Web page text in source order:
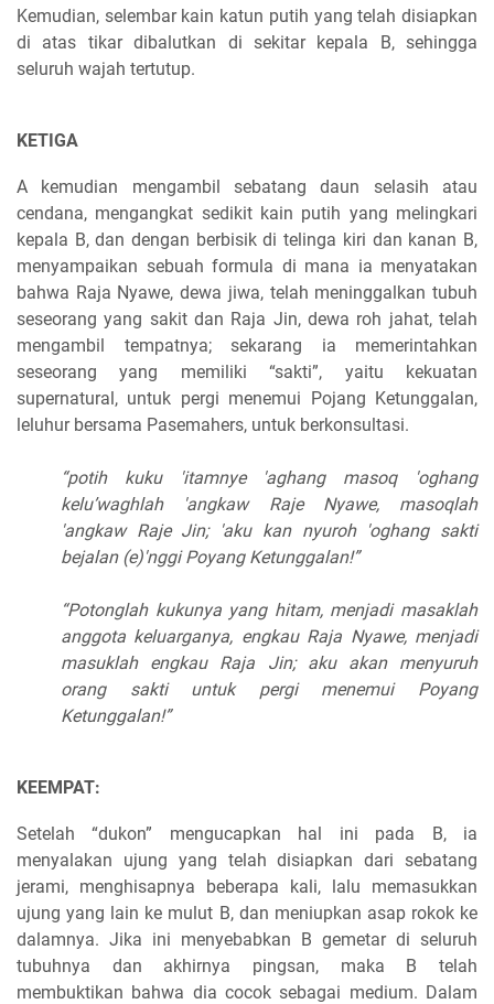
Kemudian, selembar kain katun putih yang telah disiapkan
di atas tikar dibalutkan di sekitar kepala B, sehingga
seluruh wajah tertutup.
KETIGA
A kemudian mengambil sebatang daun selasih atau
cendana, mengangkat sedikit kain putih yang melingkari
kepala B, dan dengan berbisik di telinga kiri dan kanan B,
menyampaikan sebuah formula di mana ia menyatakan
bahwa Raja Nyawe, dewa jiwa, telah meninggalkan tubuh
seseorang yang sakit dan Raja Jin, dewa roh jahat, telah
mengambil tempatnya; sekarang ia memerintahkan
seseorang yang memiliki “sakti”, yaitu kekuatan
supernatural, untuk pergi menemui Pojang Ketunggalan,
leluhur bersama Pasemahers, untuk berkonsultasi.
“potih kuku 'itamnye 'aghang masoq 'oghang
kelu’waghlah 'angkaw Raje Nyawe, masoqlah
'angkaw Raje Jin; 'aku kan nyuroh 'oghang sakti
bejalan (e)'nggi Poyang Ketunggalan!”
“Potonglah kukunya yang hitam, menjadi masaklah
anggota keluarganya, engkau Raja Nyawe, menjadi
masuklah engkau Raja Jin; aku akan menyuruh
orang sakti untuk pergi menemui Poyang
Ketunggalan!”
KEEMPAT:
Setelah “dukon” mengucapkan hal ini pada B, ia
menyalakan ujung yang telah disiapkan dari sebatang
jerami, menghisapnya beberapa kali, lalu memasukkan
ujung yang lain ke mulut B, dan meniupkan asap rokok ke
dalamnya. Jika ini menyebabkan B gemetar di seluruh
tubuhnya dan akhirnya pingsan, maka B telah
membuktikan bahwa dia cocok sebagai medium. Dalam